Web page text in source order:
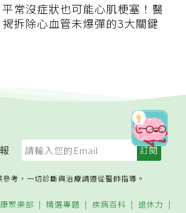
平常沒症狀也可能心肌梗塞！醫
揭拆除心血管未爆彈的3大關鍵
考，一切診斷與治療請遵從醫師指導。
聚樂部 精選專題 疾病百科 退休力